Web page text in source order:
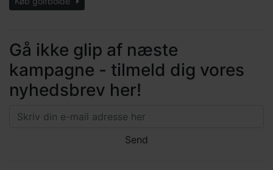
Gå ikke glip af næste
kampagne - tilmeld dig vores
nyhedsbrev her!